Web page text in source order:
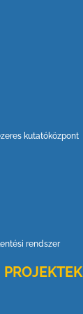
kutatóközpont
rendszer